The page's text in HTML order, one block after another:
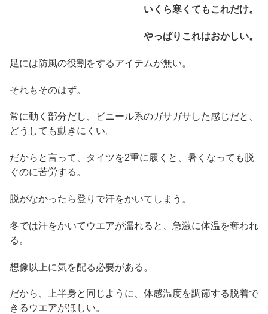
いくら寒くてもこれだけ。
やっぱりこれはおかしい。
足には防風の役割をするアイテムが無い。
それもそのはず。
常に動く部分だし、ビニール系のガサガサした感じだと、
どうしても動きにくい。
だからと言って、タイツを2重に履くと、暑くなっても脱
ぐのに苦労する。
脱がなかったら登りで汗をかいてしまう。
冬では汗をかいてウエアが濡れると、急激に体温を奪われ
る。
想像以上に気を配る必要がある。
だから、上半身と同じように、体感温度を調節する脱着で
きるウエアがほしい。